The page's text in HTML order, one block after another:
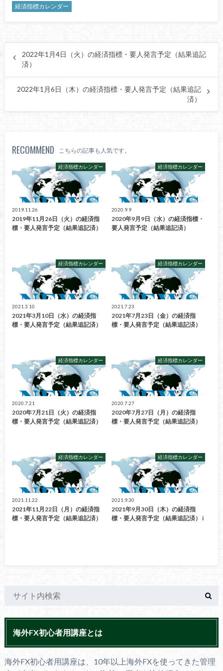
経済指標カレンダー
2022年1月4日（火）の経済指標・要人発言予定（結果追記
済）
2022年1月6日（木）の経済指標・要人発言予定（結果追記
済）
RECOMMEND こちらの記事も人気です。
経済指標カレンダー
2019.11.26
2019年11月26日（火）の経済指
標・要人発言予定（結果追記済）
経済指標カレンダー
2020.9.9
2020年9月9日（水）の経済指標・
要人発言予定（結果追記済）
経済指標カレンダー
2021.3.10
2021年3月10日（水）の経済指
標・要人発言予定（結果追記済）
経済指標カレンダー
2021.7.23
2021年7月23日（金）の経済指
標・要人発言予定（結果追記済）
経済指標カレンダー
2020.7.21
2020年7月21日（火）の経済指
標・要人発言予定（結果追記済）
経済指標カレンダー
2020.7.27
2020年7月27日（月）の経済指
標・要人発言予定（結果追記済）
経済指標カレンダー
2021.11.22
2021年11月22日（月）の経済指
標・要人発言予定（結果追記済）
経済指標カレンダー
2021.9.30
2021年9月30日（木）の経済指
標・要人発言予定（結果追記済） i
海外FX初心者用講座とは
海外FX初心者用講座は、10年以上海外FXを使ってきた管理